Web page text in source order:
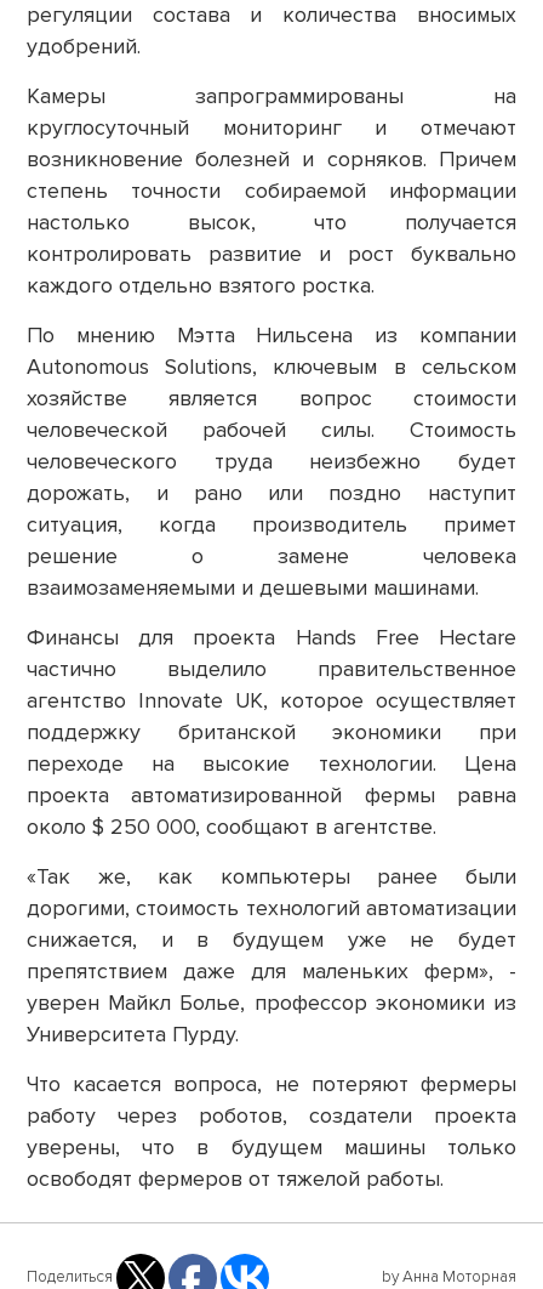
регуляции состава и количества вносимых
удобрений.
Камеры запрограммированы на
круглосуточный мониторинг и отмечают
возникновение болезней и сорняков. Причем
степень точности собираемой информации
настолько высок, что получается
контролировать развитие и рост буквально
каждого отдельно взятого ростка.
По мнению Мэтта Нильсена из компании
Autonomous Solutions, ключевым в сельском
хозяйстве является вопрос стоимости
человеческой рабочей силы. Стоимость
человеческого труда неизбежно будет
дорожать, и рано или поздно наступит
ситуация, когда производитель примет
решение о замене человека
взаимозаменяемыми и дешевыми машинами.
Финансы для проекта Hands Free Hectare
частично выделило правительственное
агентство Innovate UK, которое осуществляет
поддержку британской экономики при
переходе на высокие технологии. Цена
проекта автоматизированной фермы равна
около $ 250 000, сообщают в агентстве.
«Так же, как компьютеры ранее были
дорогими, стоимость технологий автоматизации
снижается, и в будущем уже не будет
препятствием даже для маленьких ферм», -
уверен Майкл Болье, профессор экономики из
Университета Пурду.
Что касается вопроса, не потеряют фермеры
работу через роботов, создатели проекта
уверены, что в будущем машины только
освободят фермеров от тяжелой работы.
Поделиться by Анна Моторная